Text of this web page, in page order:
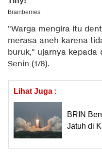
"Warga mengira itu
merasa aneh karena
buruk," ujarnya kepada
Senin (1/8).
Lihat Juga :
BRIN
Jatuh di